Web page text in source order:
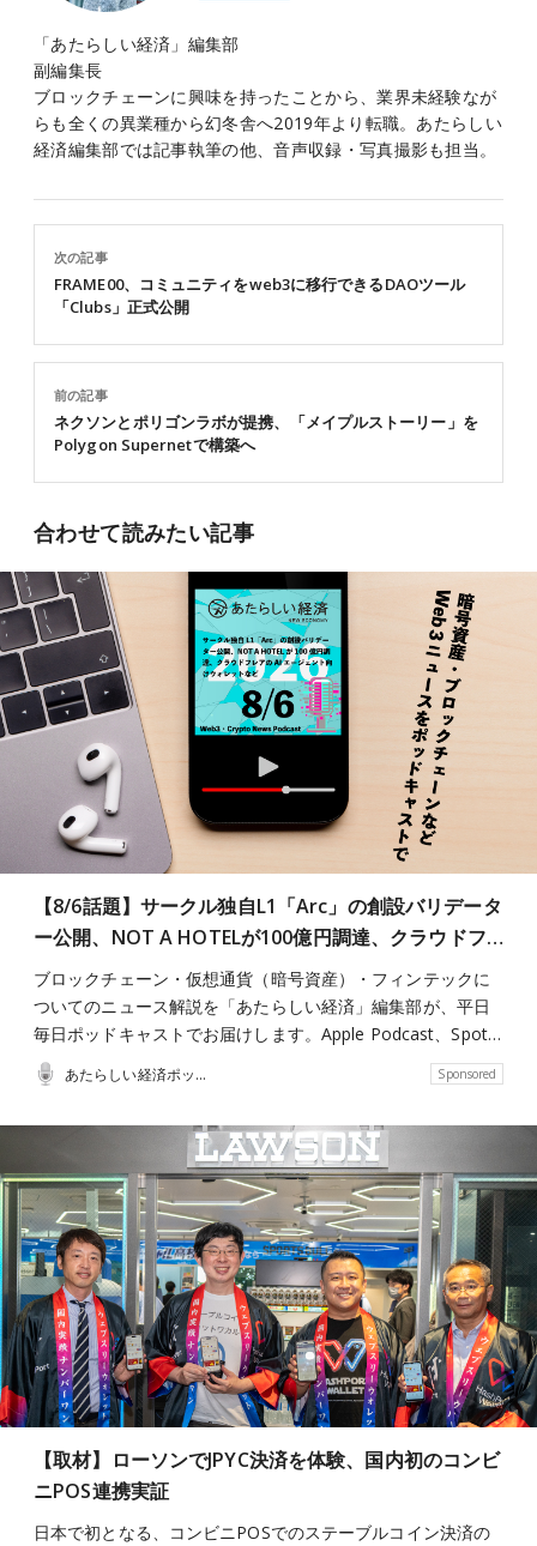
「あたらしい経済」編集部
副編集長
ブロックチェーンに興味を持ったことから、業界未経験なが
らも全くの異業種から幻冬舎へ2019年より転職。あたらしい
経済編集部では記事執筆の他、音声収録・写真撮影も担当。
前の記事
ネクソンとポリゴンラボが提携、「メイプルストーリー」を
Polygon Supernetで構築へ
次の記事
FRAME00、コミュニティをweb3に移行できるDAOツール
「Clubs」正式公開
合わせて読みたい記事
【8/6話題】サークル独自L1「Arc」の創設バリデータ
ー公開、NOT A HOTELが100億円調達、クラウドフ…
ブロックチェーン・仮想通貨（暗号資産）・フィンテックに
ついてのニュース解説を「あたらしい経済」編集部が、平日
毎日ポッドキャストでお届けします。Apple Podcast、Spot…
あたらしい経済ポッドキャスト Sponsored
【取材】ローソンでJPYC決済を体験、国内初のコンビ
ニPOS連携実証
日本で初となる、コンビニPOSでのステーブルコイン決済の